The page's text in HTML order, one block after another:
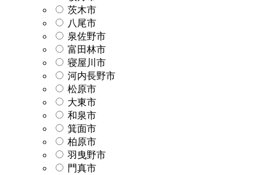
茨木市
八尾市
泉佐野市
富田林市
寝屋川市
河内長野市
松原市
大東市
和泉市
箕面市
柏原市
羽曳野市
門真市